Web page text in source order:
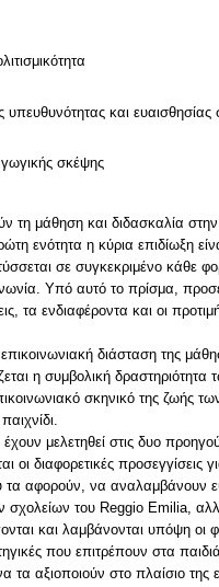
υπευθυνότητας και
σκέψης
μάθηση και διδασκαλία
ενότητα η κύρια επιδίωξη
σε συγκεκριμένο κάθε
Υπό αυτό το πρίσμα,
τα ενδιαφέροντα και οι
διάσταση της
η συμβολική
σκηνικό της ζωής
μελετηθεί στις δυο
οι διαφορετικές
αφορούν, να αναλαμβάνουν
σχολείων του Reggio Emilia,
και λαμβάνονται υπόψη
που επιτρέπουν στα